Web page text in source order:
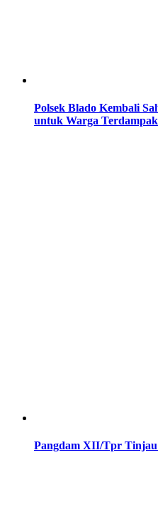
Polsek Blado Kembali
untuk Warga
Pangdam XII/Tpr Tinjau